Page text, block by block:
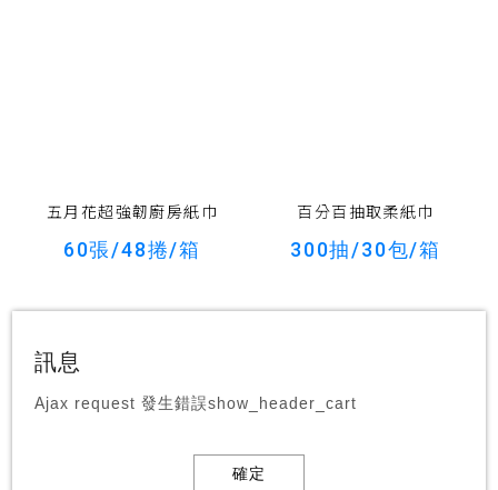
五月花超強韌廚房紙巾
60張/48捲/箱
百分百抽取柔紙巾
300抽/30包/箱
訊息
Ajax request 發生錯誤show_header_cart
確定